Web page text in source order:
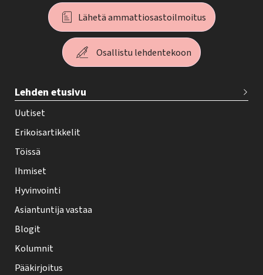
Lähetä ammattiosastoilmoitus
Osallistu lehdentekoon
e
h
y
-
e
h
t
i
f
o
Lehden etusivu
Uutiset
Erikoisartikkelit
Töissä
Ihmiset
Hyvinvointi
Asiantuntija vastaa
Blogit
Kolumnit
Pääkirjoitus